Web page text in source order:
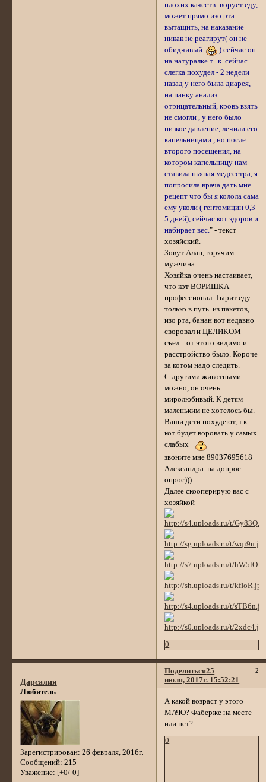
плохих качеств- ворует еду,
может прямо изо рта
вытащить, на наказание
никак не реагирут( он не
обидчивый
) сейчас он
на натуралке т. к. сейчас
слегка похудел - 2 недели
назад у него была диарея,
на панку анализ
отрицательный, кровь взять
не смогли , у него было
низкое давление, лечили его
капельницами , но после
второго посещения, на
котором капельницу нам
ставила пьяная медсестра, я
попросила врача дать мне
рецепт что бы я колола сама
ему уколи ( гентомицин 0,3
5 дней), сейчас кот здоров и
набирает вес." - текст
хозяйский.
Зовут Алан, горячим
мужчина.
Хозяйка очень настаивает,
что кот ВОРИШКА
профессионал. Тырит еду
только в путь. из пакетов,
изо рта, банан вот недавно
своровал и ЦЕЛИКОМ
съел... от этого видимо и
расстройство было. Короче
за котом надо следить.
С другими животными
можно, он очень
миролюбивый. К детям
маленьким не хотелось бы.
Ваши дети похудеют, т.к.
кот будет воровать у самых
слабых
звоните мне 89037695618
Александра. на допрос-
опрос)))
Далее скооперирую вас с
хозяйкой
0
Поделиться 2
25
июля, 2017г. 15:52:21
Дарсалия
Любитель
Зарегистрирован: 26 февраля, 2016г.
Сообщений: 215
Уважение: [+0/-0]
А какой возраст у этого
МАЧО? Фаберже на месте
или нет?
0